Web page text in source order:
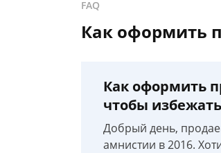
FAQ
Как оформить
Как оформить
чтобы
Добрый день,
амнистии в 2016.